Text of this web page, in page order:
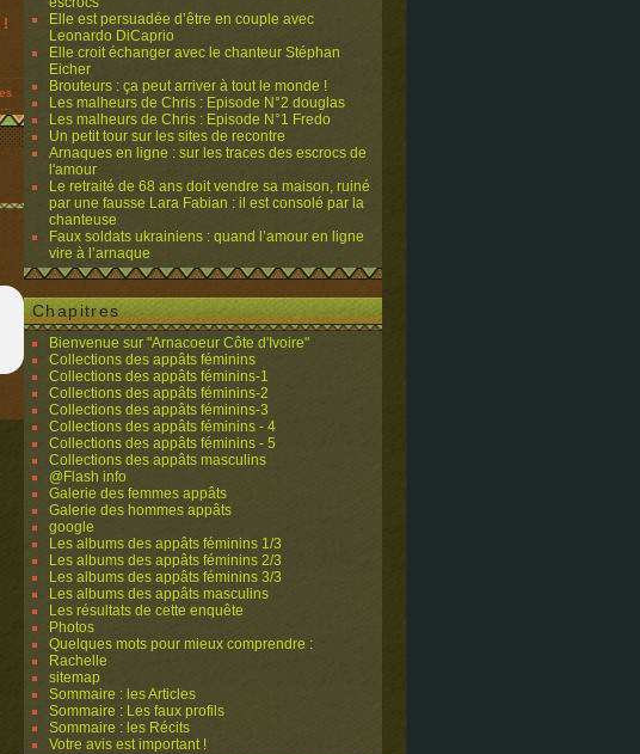
!
Elle est persuadée d’être en couple avec
Leonardo DiCaprio
Elle croit échanger avec le chanteur Stéphan
Eicher
Brouteurs : ça peut arriver à tout le monde !
Les malheurs de Chris : Episode N°2 douglas
Les malheurs de Chris : Episode N°1 Fredo
Un petit tour sur les sites de recontre
Arnaques en ligne : sur les traces des escrocs de
l'amour
Le retraité de 68 ans doit vendre sa maison, ruiné
par une fausse Lara Fabian : il est consolé par la
chanteuse
Faux soldats ukrainiens : quand l’amour en ligne
vire à l’arnaque
Chapitres
Bienvenue sur "Arnacoeur Côte d'Ivoire"
Collections des appâts féminins
Collections des appâts féminins-1
Collections des appâts féminins-2
Collections des appâts féminins-3
Collections des appâts féminins - 4
Collections des appâts féminins - 5
Collections des appâts masculins
@Flash info
Galerie des femmes appâts
Galerie des hommes appâts
google
Les albums des appâts féminins 1/3
Les albums des appâts féminins 2/3
Les albums des appâts féminins 3/3
Les albums des appâts masculins
Les résultats de cette enquête
Photos
Quelques mots pour mieux comprendre :
Rachelle
sitemap
Sommaire : les Articles
Sommaire : Les faux profils
Sommaire : les Récits
Votre avis est important !